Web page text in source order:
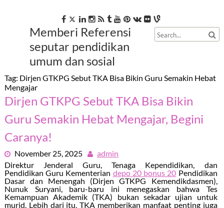
Memberi Referensi
seputar pendidikan
umum dan sosial
Tag: Dirjen GTKPG Sebut TKA Bisa Bikin Guru Semakin Hebat
Mengajar
Dirjen GTKPG Sebut TKA Bisa Bikin
Guru Semakin Hebat Mengajar, Begini
Caranya!
November 25, 2025
admin
Direktur Jenderal Guru, Tenaga Kependidikan, dan
Pendidikan Guru Kementerian depo 20 bonus 20 Pendidikan
Dasar dan Menengah (Dirjen GTKPG Kemendikdasmen),
Nunuk Suryani, baru-baru ini menegaskan bahwa Tes
Kemampuan Akademik (TKA) bukan sekadar ujian untuk
murid. Lebih dari itu, TKA memberikan manfaat penting juga